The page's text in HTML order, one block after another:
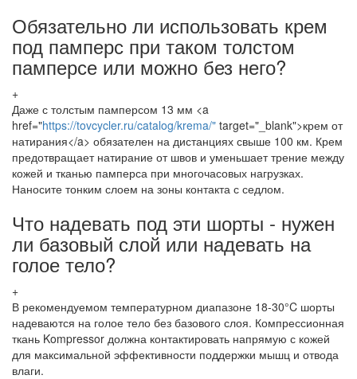
Обязательно ли использовать крем
под памперс при таком толстом
памперсе или можно без него?
+
Даже с толстым памперсом 13 мм <a
href="https://tovcycler.ru/catalog/krema/" target="_blank">крем от
натирания</a> обязателен на дистанциях свыше 100 км. Крем
предотвращает натирание от швов и уменьшает трение между
кожей и тканью памперса при многочасовых нагрузках.
Наносите тонким слоем на зоны контакта с седлом.
Что надевать под эти шорты - нужен
ли базовый слой или надевать на
голое тело?
+
В рекомендуемом температурном диапазоне 18-30°C шорты
надеваются на голое тело без базового слоя. Компрессионная
ткань Kompressor должна контактировать напрямую с кожей
для максимальной эффективности поддержки мышц и отвода
влаги.